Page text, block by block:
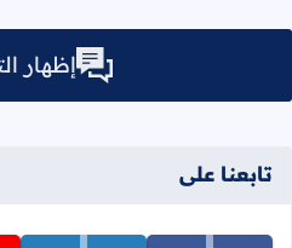
إظهار
تابعنا على